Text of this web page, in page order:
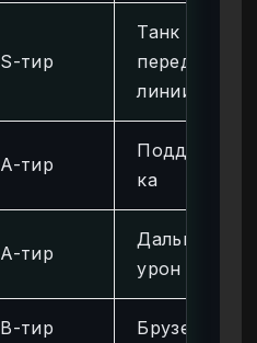
S-тир
Танк
передней
линии
A-тир
Поддерж
ка
A-тир
Дальний
урон
B-тир Брузер